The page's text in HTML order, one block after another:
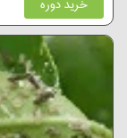
خرید دوره